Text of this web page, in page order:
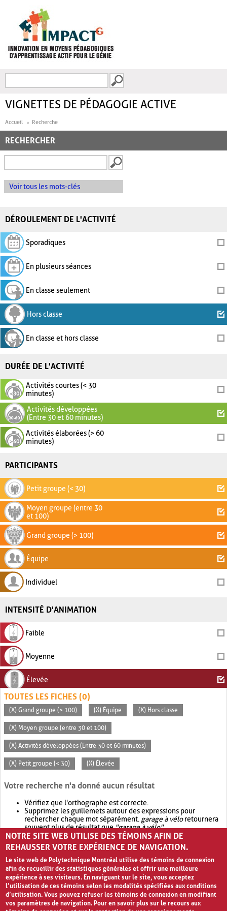
FORMULAIRE DE
VIGNETTES DE PÉDAGOGIE ACTIVE
Accueil Recherche
RECHERCHER
Voir tous les mots-clés
DÉROULEMENT DE L'ACTIVITÉ
Sporadiques
En plusieurs séances
En classe seulement
Hors classe
En classe et hors classe
DURÉE DE L'ACTIVITÉ
Activités courtes (< 30
minutes)
Activités développées
(Entre 30 et 60 minutes)
Activités élaborées (> 60
minutes)
PARTICIPANTS
Petit groupe (< 30)
Moyen groupe (entre 30
et 100)
Grand groupe (> 100)
Équipe
Individuel
INTENSITÉ D'ANIMATION
Faible
Moyenne
Élevée
TOUTES LES FICHES (0)
(X) Grand groupe (> 100) (X) Équipe (X) Hors classe
(X) Moyen groupe (entre 30 et 100)
(X) Activités développées (Entre 30 et 60 minutes)
(X) Petit groupe (< 30) (X) Élevée
Votre recherche n'a donné aucun résultat
Vérifiez que l'orthographe est correcte.
Supprimez les guillemets autour des expressions pour
rechercher chaque mot séparément. garage à véloretournera
souvent plus de résultat que"garage à vélo".
Envisagez d'élargir votre recherche avec OR.garage OR vélo
retournera souvent plus de résultat quegarage à vélo
NOTRE SITE WEB UTILISE DES TÉMOINS AFIN DE
REHAUSSER VOTRE EXPÉRIENCE DE NAVIGATION.
Le site web de Polytechnique Montréal utilise des témoins de connexion
afin de recueillir des statistiques générales et offrir une meilleure
expérience à ses visiteurs. En naviguant sur le site, vous acceptez
l’utilisation de ces témoins selon les modalités spécifiées aux conditions
d’utilisation. Vous pouvez refuser les témoins de connexion en modifiant
vos paramètres de navigation. Pour en savoir plus sur le recours aux